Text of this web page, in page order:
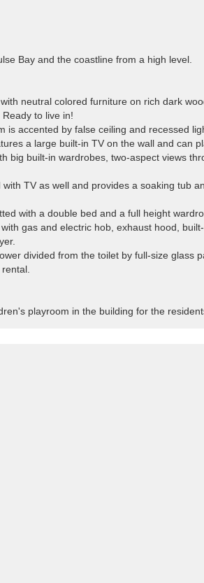
Bay and the coastline from a high level.
neutral colored furniture on rich dark
to live in!
is accented by false ceiling and recessed
a large built-in TV on the wall and can
big built-in wardrobes, two-aspect views
TV as well and provides a soaking tub
with a double bed and a full height
gas and electric hob, exhaust hood,
divided from the toilet by full-size glass
playroom in the building for the